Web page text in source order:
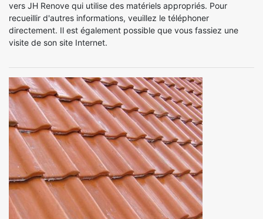
vers JH Renove qui utilise des matériels appropriés. Pour
recueillir d'autres informations, veuillez le téléphoner
directement. Il est également possible que vous fassiez une
visite de son site Internet.